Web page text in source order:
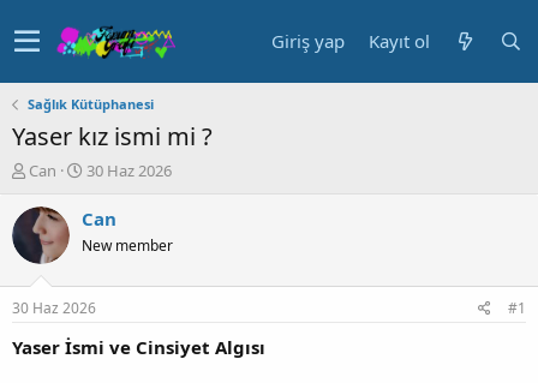
Giriş yap Kayıt ol
Sağlık Kütüphanesi
Yaser kız ismi mi ?
K
n
u
y
b
a
ş
Can
B
ş
a
g
ı
ç
30 Haz 2026
Can
New member
30 Haz 2026 #1
Yaser İsmi ve Cinsiyet Algısı